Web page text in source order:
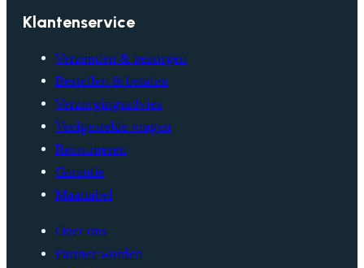
Klantenservice
Verzenden & bezorgen
Bestellen & betalen
Verzorgingsadvies
Veelgestelde vragen
Retourneren
Garantie
Maattabel
Over ons
Partner worden